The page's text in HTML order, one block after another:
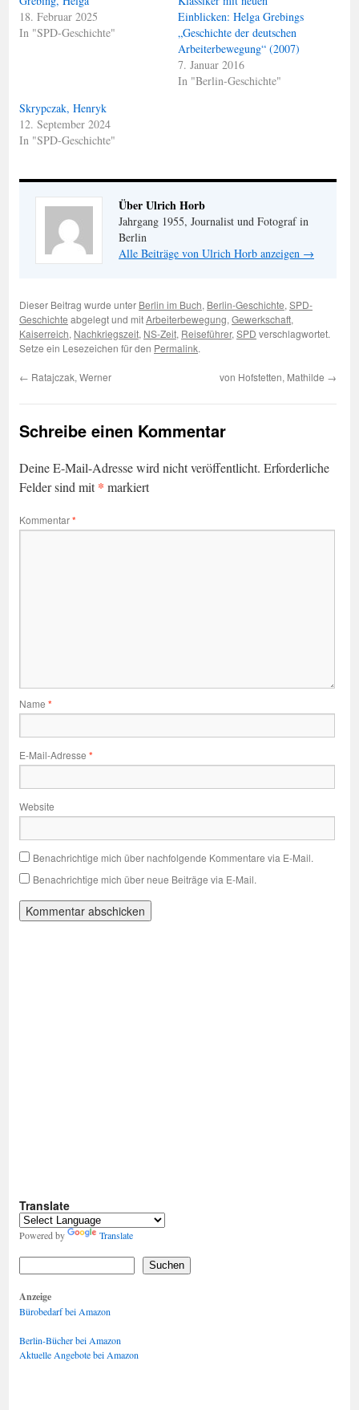
18. Februar 2025
In "SPD-Geschichte"
Einblicken: Helga Grebings
„Geschichte der deutschen
Arbeiterbewegung“ (2007)
7. Januar 2016
In "Berlin-Geschichte"
Skrypczak, Henryk
12. September 2024
In "SPD-Geschichte"
Über Ulrich Horb
Jahrgang 1955, Journalist und Fotograf in
Berlin
Alle Beiträge von Ulrich Horb anzeigen →
Dieser Beitrag wurde unter Berlin im Buch, Berlin-Geschichte, SPD-
Geschichte abgelegt und mitArbeiterbewegung, Gewerkschaft,
Kaiserreich, Nachkriegszeit, NS-Zeit, Reiseführer, SPD verschlagwortet.
Setze ein Lesezeichen für den Permalink.
← Ratajczak, Werner von Hofstetten, Mathilde →
Schreibe einen Kommentar
Deine E-Mail-Adresse wird nicht veröffentlicht. Erforderliche
Felder sind mit* markiert
Kommentar*
Name *
E-Mail-Adresse *
Website
Benachrichtige mich über nachfolgende Kommentare via E-Mail.
Benachrichtige mich über neue Beiträge via E-Mail.
Translate
Powered by Translate
Suchen
Anzeige
Bürobedarf bei Amazon
Berlin-Bücher bei Amazon
Aktuelle Angebote bei Amazon